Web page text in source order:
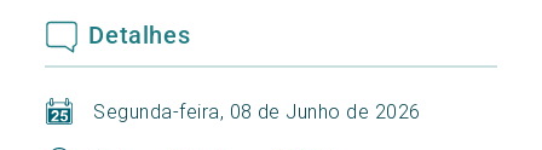
Detalhes
Segunda-feira, 08 de Junho de 2026